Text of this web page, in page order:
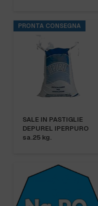
PRONTA CONSEGNA
SALE IN PASTIGLIE
DEPUREL IPERPURO
sa.25 kg.